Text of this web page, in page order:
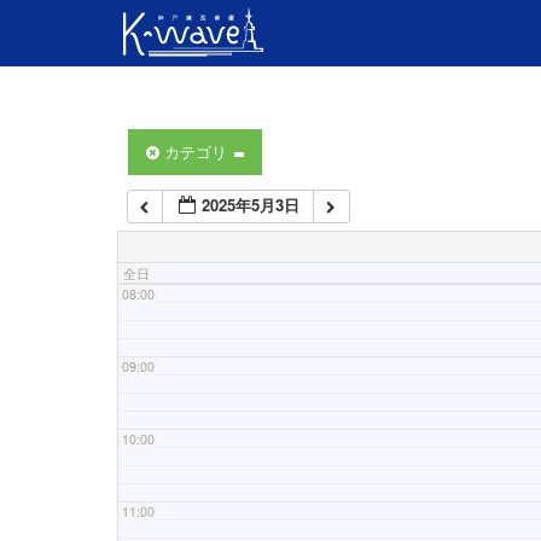
カテゴリ
2025年5月3日
全日
06:00
07:00
08:00
09:00
10:00
11:00